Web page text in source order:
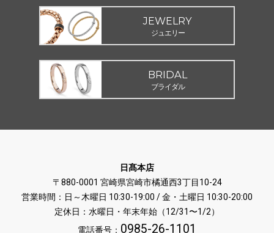
JEWELRY
ジュエリー
BRIDAL
ブライダル
日髙本店
〒880-0001 宮崎県宮崎市橘通西3丁目10-24
営業時間：日～木曜日 10:30-19:00 / 金・土曜日 10:30-20:00
定休日：水曜日・年末年始（12/31〜1/2）
電話番号： 0985-26-1101